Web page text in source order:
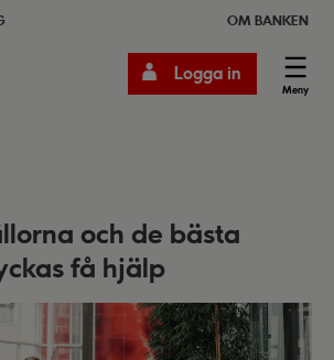
OM BANKEN
Meny
Logga in
och de bästa
få hjälp